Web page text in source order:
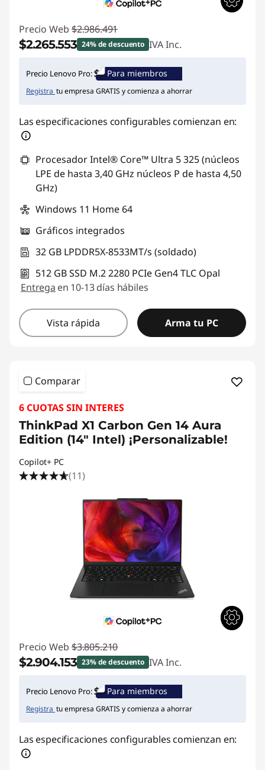
Precio Web $2.986.491
$2.265.553 24% de descuento IVA Inc.
Ahorros instantáneos :-$720.938
Precio Lenovo Pro: Para miembros
Registra tu empresa GRATIS y comienza a ahorrar
Las especificaciones configurables comienzan en:
Procesador Intel® Core™ Ultra 5 325 (núcleos
LPE de hasta 3,40 GHz núcleos P de hasta 4,50
GHz)
Windows 11 Home 64
Gráficos integrados
32 GB LPDDR5X-8533MT/s (soldado)
512 GB SSD M.2 2280 PCIe Gen4 TLC Opal
Entrega en 10-13 días hábiles
Vista rápida Arma tu PC
Comparar
6 CUOTAS SIN INTERES
ThinkPad X1 Carbon Gen 14 Aura
Edition (14" Intel) ¡Personalizable!
Copilot+ PC
(11)
Precio Web $3.805.210
$2.904.153 23% de descuento IVA Inc.
Ahorros instantáneos :-$901.057
Precio Lenovo Pro: Para miembros
Registra tu empresa GRATIS y comienza a ahorrar
Las especificaciones configurables comienzan en: